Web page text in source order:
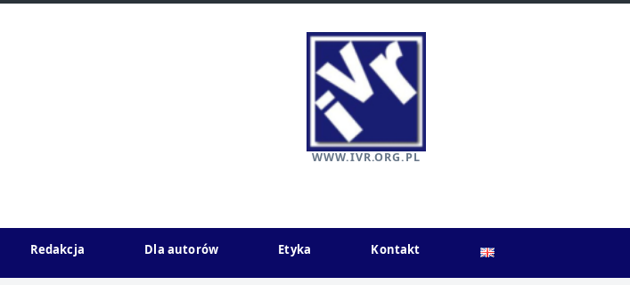
WWW.IVR.ORG.PL
Redakcja Dla autorów Etyka Kontakt